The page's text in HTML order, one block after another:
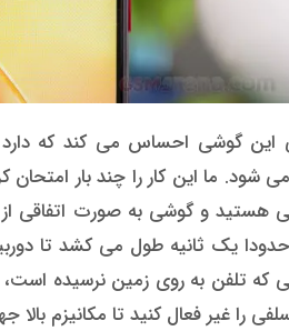
این گوشی احساس می کند که
شود. ما این کار را چند بار امتحان
هستید و گوشی به صورت اتفاقی از
یک ثانیه طول می کشد تا
که تلفن به روی زمین نرسیده
را غیر فعال کنید تا مکانیزم بالا